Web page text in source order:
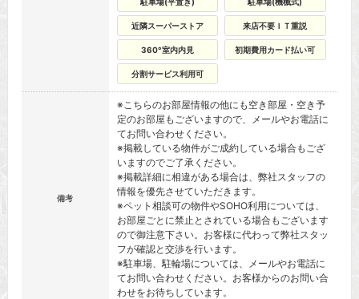
近隣スーパーストア 来店不要ＩＴ重説
360°室内内見 初期費用カード払い可
分割サービス利用可
備考
※こちらのお部屋情報の他にも空き部屋・空き予
定のお部屋もございますので、メールやお電話に
てお問い合わせください。
※掲載している物件がご成約している場合もござ
いますのでご了承ください。
※掲載詳細に相違がある場合は、弊社スタッフの
情報を優先させていただきます。
※ペット相談可の物件やSOHO利用については、
お部屋ごとに禁止とされている場合もございます
ので御注意下さい。お客様に代わって弊社スタッ
フが確認と交渉を行います。
※駐車場、駐輪場については、メールやお電話に
てお問い合わせください。お客様からのお問い合
わせをお待ちしています。